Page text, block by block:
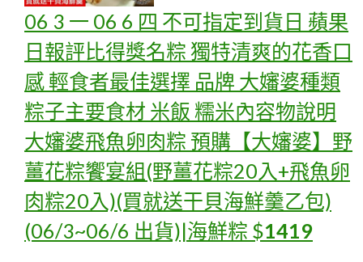
06 3 一 06 6 四 不可指定到貨日 蘋果
日報評比得獎名粽 獨特清爽的花香口
感 輕食者最佳選擇 品牌 大嬸婆種類
粽子主要食材 米飯 糯米內容物說明
大嬸婆飛魚卵肉粽 預購【大嬸婆】野
薑花粽饗宴組(野薑花粽20入+飛魚卵
肉粽20入)(買就送干貝海鮮羹乙包)
(06/3~06/6 出貨)|海鮮粽 $1419